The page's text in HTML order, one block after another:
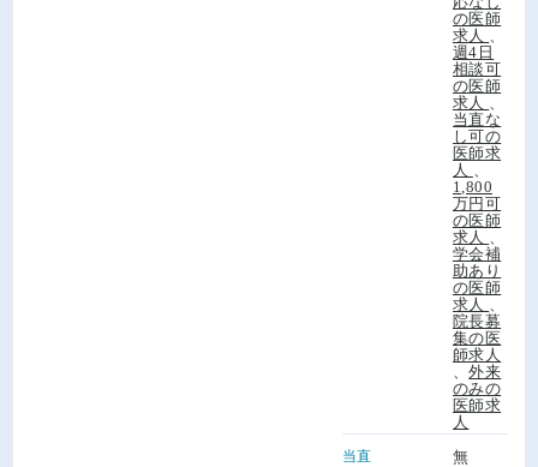
の医師
求人
週4日
相談可
の医師
求人
当直な
し可の
医師求
人
1,800
万円可
の医師
求人
学会補
助あり
の医師
求人
院長募
集の医
師求人
、外来
のみの
医師求
人
当直 無